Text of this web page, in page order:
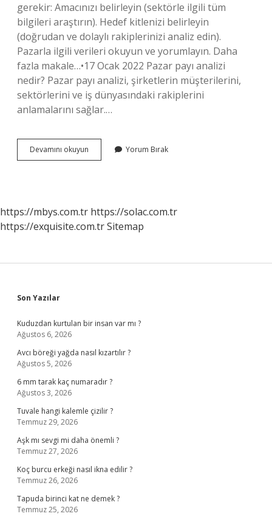
gerekir: Amacınızı belirleyin (sektörle ilgili tüm
bilgileri araştırın). Hedef kitlenizi belirleyin
(doğrudan ve dolaylı rakiplerinizi analiz edin).
Pazarla ilgili verileri okuyun ve yorumlayın. Daha
fazla makale…•17 Ocak 2022 Pazar payı analizi
nedir? Pazar payı analizi, şirketlerin müşterilerini,
sektörlerini ve iş dünyasındaki rakiplerini
anlamalarını sağlar.…
Devamını okuyun
Analizi
Yorum Bırak
https://mbys.com.tr https://solac.com.tr
https://exquisite.com.trSitemap
Sidebar
Son Yazılar
Kuduzdan kurtulan bir insan var mı ?
Ağustos 6, 2026
Avcı böreği yağda nasıl kızartılır ?
Ağustos 5, 2026
6 mm tarak kaç numaradır ?
Ağustos 3, 2026
Tuvale hangi kalemle çizilir ?
Temmuz 29, 2026
Aşk mı sevgi mi daha önemli ?
Temmuz 27, 2026
Koç burcu erkeği nasıl ikna edilir ?
Temmuz 26, 2026
Tapuda birinci kat ne demek ?
Temmuz 25, 2026